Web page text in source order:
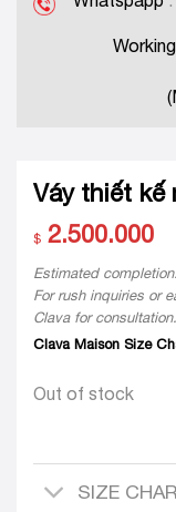
Váy thiết kế
$ 2.500.000
Estimated
For rush inquiries or
Clava for consultation.
Clava Maison Size
Out of stock
SIZE